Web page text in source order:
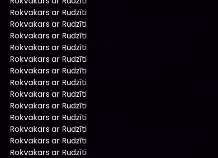
Rokvakars ar Rudzīti
Rokvakars ar Rudzīti
Rokvakars ar Rudzīti
Rokvakars ar Rudzīti
Rokvakars ar Rudzīti
Rokvakars ar Rudzīti
Rokvakars ar Rudzīti
Rokvakars ar Rudzīti
Rokvakars ar Rudzīti
Rokvakars ar Rudzīti
Rokvakars ar Rudzīti
Rokvakars ar Rudzīti
Rokvakars ar Rudzīti